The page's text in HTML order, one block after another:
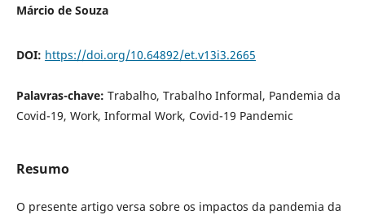
Márcio de Souza
DOI: https://doi.org/10.64892/et.v13i3.2665
Palavras-chave: Trabalho, Trabalho Informal, Pandemia da
Covid-19, Work, Informal Work, Covid-19 Pandemic
Resumo
O presente artigo versa sobre os impactos da pandemia da